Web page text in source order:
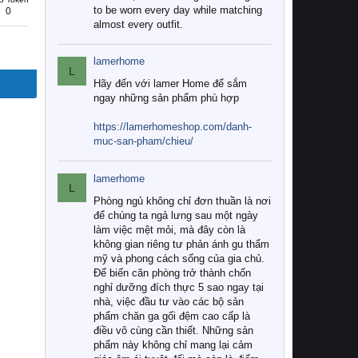
0
to be worn every day while matching
almost every outfit.
L
lamerhome
Hãy đến với lamer Home để sắm
ngay những sản phẩm phù hợp
https://lamerhomeshop.com/danh-
muc-san-pham/chieu/
L
lamerhome
Phòng ngủ không chỉ đơn thuần là nơi
để chúng ta ngả lưng sau một ngày
làm việc mệt mỏi, mà đây còn là
không gian riêng tư phản ánh gu thẩm
mỹ và phong cách sống của gia chủ.
Để biến căn phòng trở thành chốn
nghỉ dưỡng đích thực 5 sao ngay tại
nhà, việc đầu tư vào các bộ sản
phẩm chăn ga gối đệm cao cấp là
điều vô cùng cần thiết. Những sản
phẩm này không chỉ mang lại cảm